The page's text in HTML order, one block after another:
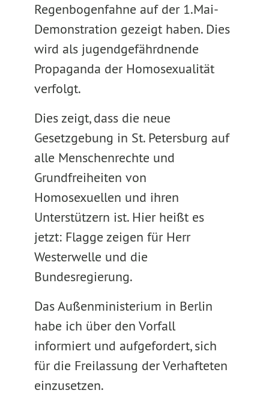
Regenbogenfahne auf der 1.Mai-
Demonstration gezeigt haben. Dies
wird als jugendgefährdnende
Propaganda der Homosexualität
verfolgt.
Dies zeigt, dass die neue
Gesetzgebung in St. Petersburg auf
alle Menschenrechte und
Grundfreiheiten von
Homosexuellen und ihren
Unterstützern ist. Hier heißt es
jetzt: Flagge zeigen für Herr
Westerwelle und die
Bundesregierung.
Das Außenministerium in Berlin
habe ich über den Vorfall
informiert und aufgefordert, sich
für die Freilassung der Verhafteten
einzusetzen.